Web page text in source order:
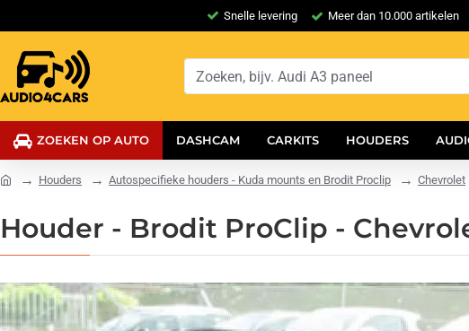
Snelle levering Meer dan 10.000 artikelen
ZOEKEN OP AUTO DASHCAM CARKITS HOUDERS
Houders Autospecifieke houders - Kuda mounts en Brodit Proclip Chevrolet
Houder - Brodit ProClip -